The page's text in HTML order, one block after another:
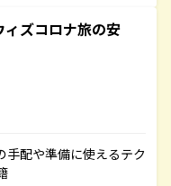
ズコロナ旅の安
配や準備に使えるテク